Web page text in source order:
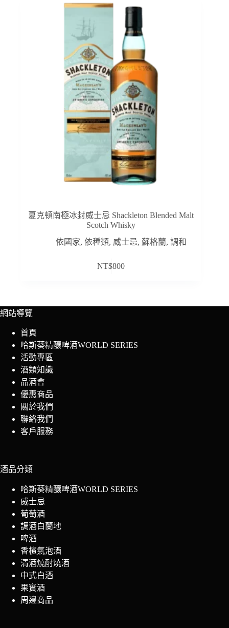
夏克頓南極冰封威士忌 Shackleton Blended Malt
Scotch Whisky
依國家,依種類, 威士忌,蘇格蘭,調和
NT$800
網站導覽
首頁
哈斯葵精釀啤酒WORLD SERIES
活動專區
酒類知識
品酒會
優惠商品
關於我們
聯絡我們
客戶服務
酒品分類
哈斯葵精釀啤酒WORLD SERIES
威士忌
葡萄酒
調酒白蘭地
啤酒
香檳氣泡酒
清酒燒酎燒酒
中式白酒
果實酒
周邊商品